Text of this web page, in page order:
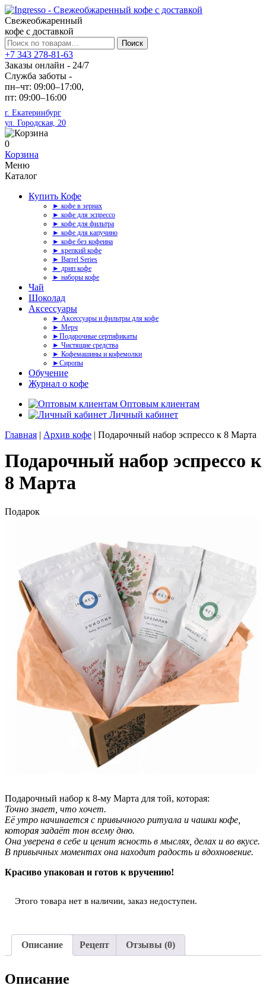
Свежеобжаренный
кофе с доставкой
Искать:
Поиск
+7 343 278-81-63
Заказы онлайн - 24/7
Служба заботы -
пн–чт: 09:00–17:00,
пт: 09:00–16:00
г. Екатеринбург
ул. Городская, 20
0
Корзина
Меню
Каталог
Купить Кофе
► кофе в зернах
► кофе для эспрессо
► кофе для фильтра
► кофе для капучино
► кофе без кофеина
► крепкий кофе
► Barrel Series
► дрип кофе
► наборы кофе
Чай
Шоколад
Аксессуары
► Аксессуары и фильтры для кофе
► Мерч
►Подарочные сертификаты
► Чистящие средства
► Кофемашины и кофемолки
►Сиропы
Обучение
Журнал о кофе
Оптовым клиентам
Личный кабинет
Главная | Архив кофе | Подарочный набор эспрессо к 8 Марта
Подарочный набор эспрессо к
8 Марта
Подарок
Подарочный набор к 8-му Марта для той, которая:
Точно знает, что хочет.
Её утро начинается с привычного ритуала и чашки кофе,
которая задаёт тон всему дню.
Она уверена в себе и ценит ясность в мыслях, делах и во вкусе.
В привычных моментах она находит радость и вдохновение.
Красиво упакован и готов к вручению!
Этого товара нет в наличии, заказ недоступен.
Описание Рецепт Отзывы (0)
Описание